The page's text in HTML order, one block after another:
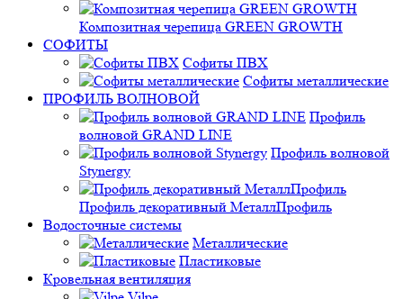
Композитная черепица GREEN GROWTH
СОФИТЫ
Софиты ПВХ
Софиты металлические
ПРОФИЛЬ ВОЛНОВОЙ
Профиль
волновой GRAND LINE
Профиль волновой
Stynergy
Профиль декоративный МеталлПрофиль
Водосточные системы
Металлические
Пластиковые
Кровельная вентиляция